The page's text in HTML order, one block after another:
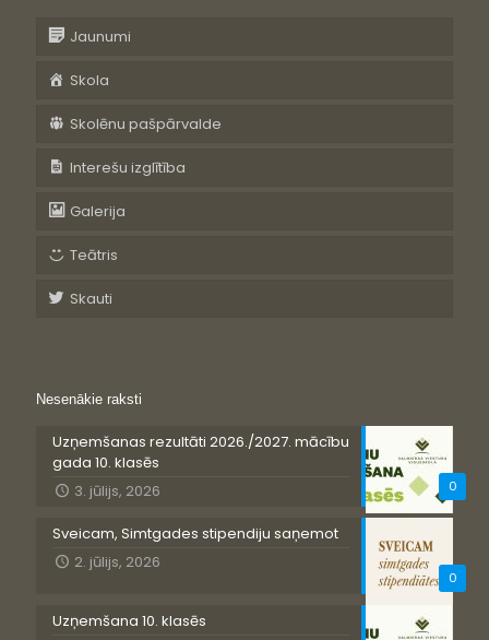
Jaunumi
Skola
Skolēnu pašpārvalde
Interešu izglītība
Galerija
Teātris
Skauti
Nesenākie raksti
0
Uzņemšanas rezultāti 2026./2027. mācību
gada 10. klasēs
3. jūlijs, 2026
0
Sveicam, Simtgades stipendiju saņemot
2. jūlijs, 2026
Uzņemšana 10. klasēs